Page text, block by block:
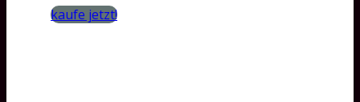
kaufe jetzt!